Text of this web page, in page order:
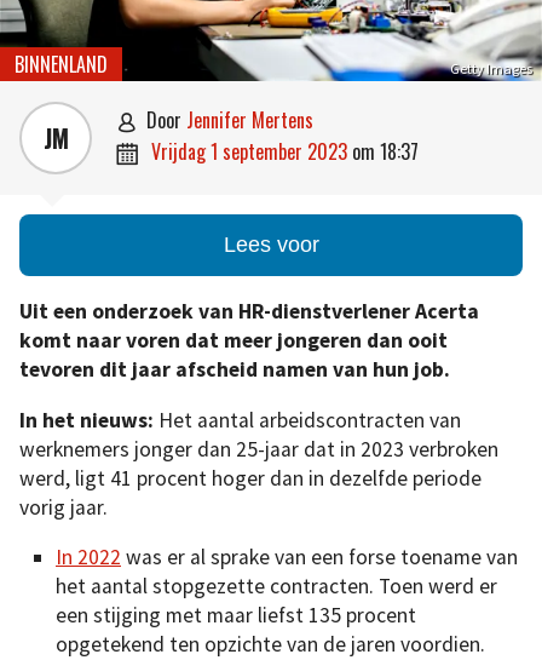
Getty Images
BINNENLAND
JM  door Jennifer Mertens
 vrijdag 1 september 2023 om 18:37
Lees voor
Uit een onderzoek van HR-dienstverlener Acerta
komt naar voren dat meer jongeren dan ooit
tevoren dit jaar afscheid namen van hun job.
In het nieuws: Het aantal arbeidscontracten van
werknemers jonger dan 25-jaar dat in 2023 verbroken
werd, ligt 41 procent hoger dan in dezelfde periode
vorig jaar.
In 2022 was er al sprake van een forse toename van
het aantal stopgezette contracten. Toen werd er
een stijging met maar liefst 135 procent
opgetekend ten opzichte van de jaren voordien.